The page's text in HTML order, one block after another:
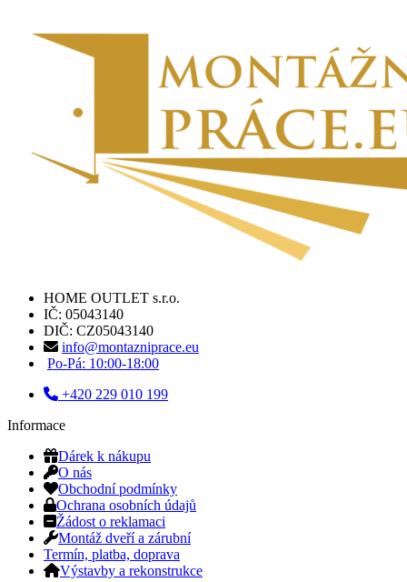
HOME OUTLET s.r.o.
IČ: 05043140
DIČ: CZ05043140
info@montazniprace.eu
Po-Pá: 10:00-18:00
+420 229 010 199
Informace
Dárek k nákupu
O nás
Obchodní podmínky
Ochrana osobních údajů
Žádost o reklamaci
Montáž dveří a zárubní
Termín, platba, doprava
Výstavby a rekonstrukce